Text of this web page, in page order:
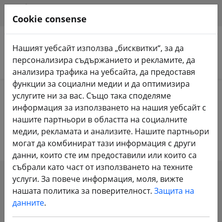
Търсене на продукти
Home FPV дронове RTF, BNF И PNP
FPV дронове RTF, BNF и PNP
SHOW FILTERS
Cookie consense
Нашият уебсайт използва „бисквитки“, за да
персонализира съдържанието и рекламите, да
анализира трафика на уебсайта, да предоставя
функции за социални медии и да оптимизира
услугите ни за вас. Също така споделяме
информация за използването на нашия уебсайт с
нашите партньори в областта на социалните
медии, рекламата и анализите. Нашите партньори
могат да комбинират тази информация с други
данни, които сте им предоставили или които са
събрали като част от използването на техните
услуги. За повече информация, моля, вижте
нашата политика за поверителност. Защита на
данните.